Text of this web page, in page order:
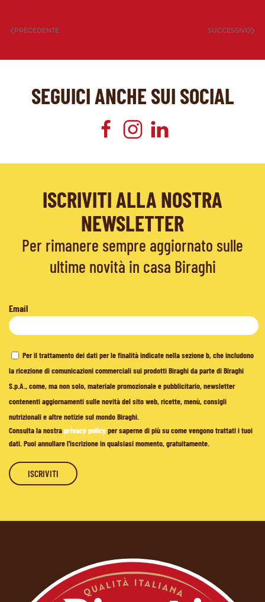
PRECEDENTE SUCCESSIVO
SEGUICI ANCHE SUI SOCIAL
ISCRIVITI ALLA NOSTRA
NEWSLETTER
Per rimanere sempre aggiornato sulle
ultime novità in casa Biraghi
Email
Per il trattamento dei dati per le finalità indicate nella sezione b, che includono
la ricezione di comunicazioni commerciali sui prodotti Biraghi da parte di Biraghi
S.p.A., come, ma non solo, materiale promozionale e pubblicitario, newsletter
contenenti aggiornamenti sulle novità del sito web, ricette, menù, consigli
nutrizionali e altre notizie sul mondo Biraghi.
Consulta la nostraprivacy policyper saperne di più su come vengono trattati i tuoi
dati. Puoi annullare l'iscrizione in qualsiasi momento, gratuitamente.